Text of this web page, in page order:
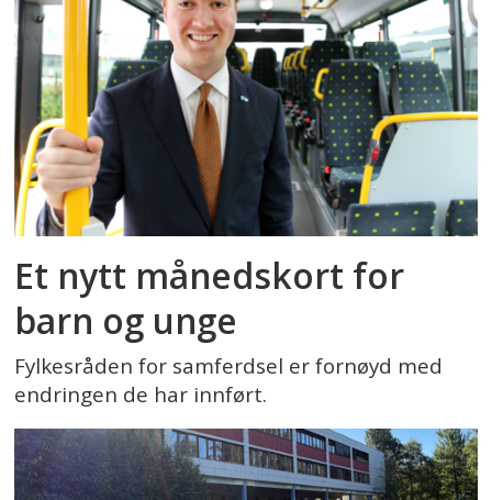
Et nytt månedskort for
barn og unge
Fylkesråden for samferdsel er fornøyd med
endringen de har innført.